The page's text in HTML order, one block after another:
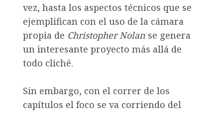
vez, hasta los aspectos técnicos que se
ejemplifican con el uso de la cámara
propia de Christopher Nolan se genera
un interesante proyecto más allá de
todo cliché.
Sin embargo, con el correr de los
capítulos el foco se va corriendo del